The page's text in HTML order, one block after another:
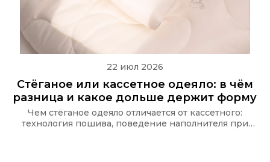
22 июл 2026
Стёганое или кассетное одеяло: в чём
разница и какое дольше держит форму
Чем стёганое одеяло отличается от кассетного:
технология пошива, поведение наполнителя при